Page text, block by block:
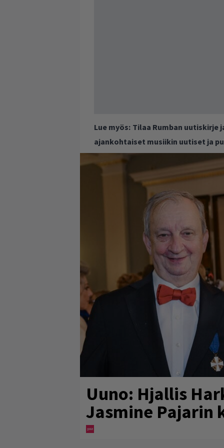
Lue myös: Tilaa Rumban uutiskirje
ajankohtaiset musiikin uutiset ja
Uuno: Hjallis
Jasmine Pajarin